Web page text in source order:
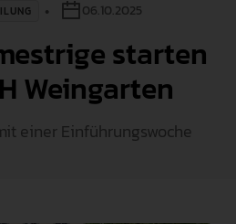
06.10.2025
starten
Weingarten
einer Einführungswoche